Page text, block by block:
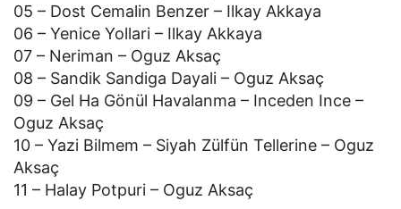
05 – Dost Cemalin Benzer – Ilkay Akkaya
06 – Yenice Yollari – Ilkay Akkaya
07 – Neriman – Oguz Aksaç
08 – Sandik Sandiga Dayali – Oguz Aksaç
09 – Gel Ha Gönül Havalanma – Inceden Ince –
Oguz Aksaç
10 – Yazi Bilmem – Siyah Zülfün Tellerine – Oguz
Aksaç
11 – Halay Potpuri – Oguz Aksaç